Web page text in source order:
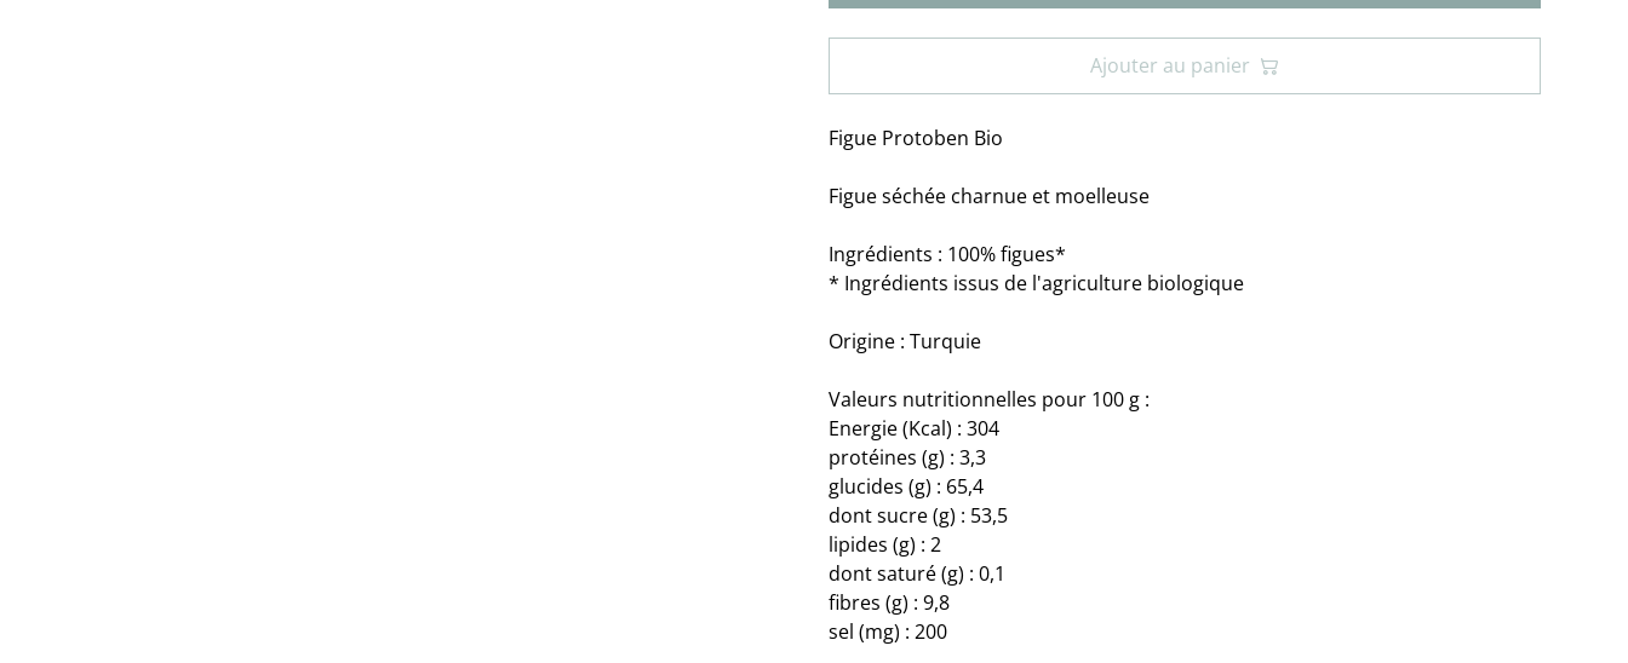
Ajouter au panier
Figue Protoben Bio
Figue séchée charnue et moelleuse
Ingrédients : 100% figues*
* Ingrédients issus de l'agriculture biologique
Origine : Turquie
Valeurs nutritionnelles pour 100 g :
Energie (Kcal) : 304
protéines (g) : 3,3
glucides (g) : 65,4
dont sucre (g) : 53,5
lipides (g) : 2
dont saturé (g) : 0,1
fibres (g) : 9,8
sel (mg) : 200